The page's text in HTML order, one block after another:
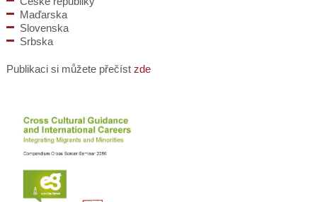
Maďarska
Slovenska
Srbska
Publikaci si můžete přečíst zde